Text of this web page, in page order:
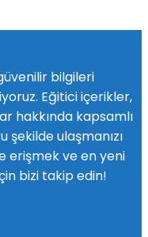
bilgileri
Eğitici içerikler,
hakkında kapsamlı
şekilde ulaşmanızı
erişmek ve en yeni
bizi takip edin!